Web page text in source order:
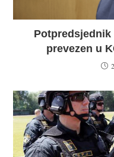
prevezen u